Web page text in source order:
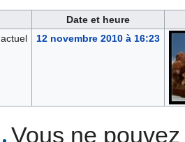
Date et heure
actuel
12 novembre 2010 à 16:23
Vous ne